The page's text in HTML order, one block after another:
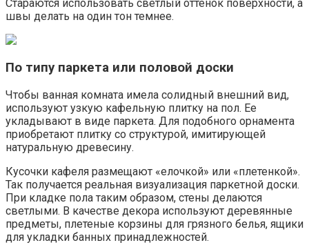
Стараются использовать светлый оттенок поверхности, а
швы делать на один тон темнее.
По типу паркета или половой доски
Чтобы ванная комната имела солидный внешний вид,
используют узкую кафельную плитку на пол. Ее
укладывают в виде паркета. Для подобного орнамента
приобретают плитку со структурой, имитирующей
натуральную древесину.
Кусочки кафеля размещают «елочкой» или «плетенкой».
Так получается реальная визуализация паркетной доски.
При кладке пола таким образом, стены делаются
светлыми. В качестве декора используют деревянные
предметы, плетеные корзины для грязного белья, ящики
для укладки банных принадлежностей.